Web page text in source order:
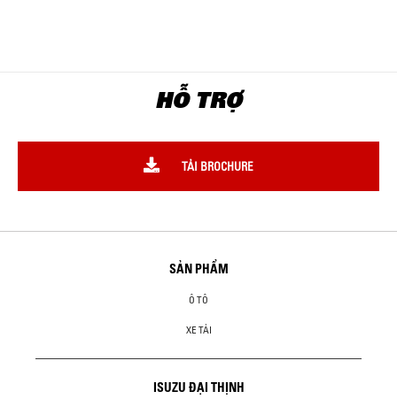
HỖ TRỢ
TẢI BROCHURE
SẢN PHẨM
Ô TÔ
XE TẢI
ISUZU ĐẠI THỊNH